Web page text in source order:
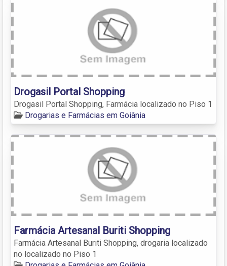
Drogasil Portal Shopping
Drogasil Portal Shopping, Farmácia localizado no Piso 1
Drogarias e Farmácias em Goiânia
Farmácia Artesanal Buriti Shopping
Farmácia Artesanal Buriti Shopping, drogaria localizado
no localizado no Piso 1